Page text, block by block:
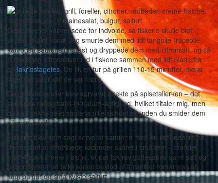
Disse foreller var rensede for indvolde, så fiskene skulle blot
skylles i koldt vand. Jeg smurte dem med lidt tangolie (rapsolie
kan også sagtens bruges) og dryppede dem med citronsaft, og så
puttede jeg citronskiver ind i fiskene sammen med lidt blade fra
en lakridstagetes. De fik en tur på grillen i 10-15 minutter, mens
låget var på, indtil de var møre.
De grillede foreller blev serveret direkte på spisetallerken – det
ser tilpas råt og back-to-nature-agtigt ud, hvilket tiltaler mig, men
du kan selvfølgelig sagtens pille skindet af, inden du smider dem
på spisebordet.
Fiskene blev som sagt serveret sammen med en rødbedecreme,
der bestod af to stribede rødbeder skåret i små tern – blandet
med 4 spsk creme fraiche, et par tsk ravigottesauce samt salt og
peber. Resten af tallerkenen bestod af fintsnittet romainesalat,
kogt bulgur og små kviste salturt.